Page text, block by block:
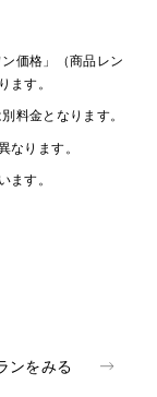
価格」（商品レン
ます。
料金となります。
なります。
ます。
ンをみる